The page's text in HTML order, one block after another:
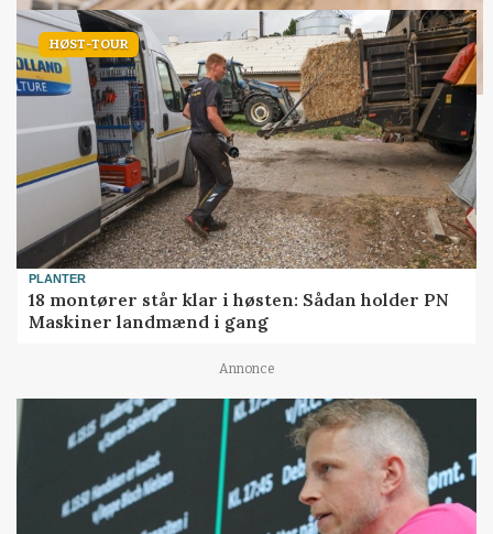
HØST-TOUR
PLANTER
18 montører står klar i høsten: Sådan holder PN
Maskiner landmænd i gang
Annonce